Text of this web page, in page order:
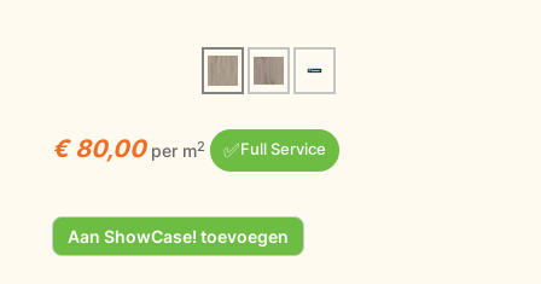
€ 80,00 per m2 ✅Full Service
Aan ShowCase! toevoegen